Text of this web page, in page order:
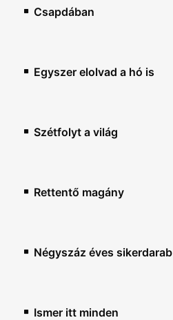
Csapdában
Egyszer elolvad a hó is
Szétfolyt a világ
Rettentő magány
Négyszáz éves sikerdarab
Ismer itt minden